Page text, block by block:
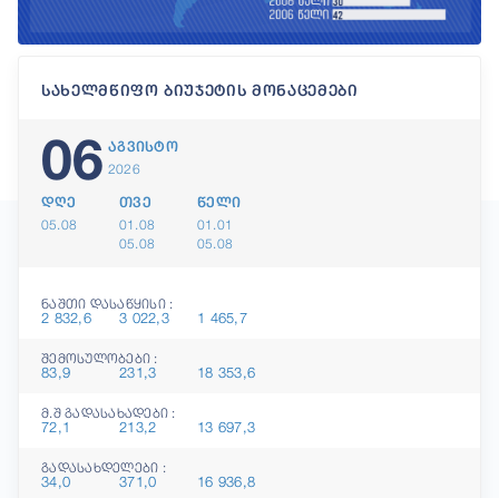
სახელმწიფო ბიუჯეტის მონაცემები
06 აგვისტო
2026
დღე
05.08
თვე
01.08
05.08
წელი
01.01
05.08
ნაშთი დასაწყისი :
2 832,6 3 022,3 1 465,7
შემოსულობები :
83,9 231,3 18 353,6
მ.შ გადასახადები :
72,1 213,2 13 697,3
გადასახდელები :
34,0 371,0 16 936,8